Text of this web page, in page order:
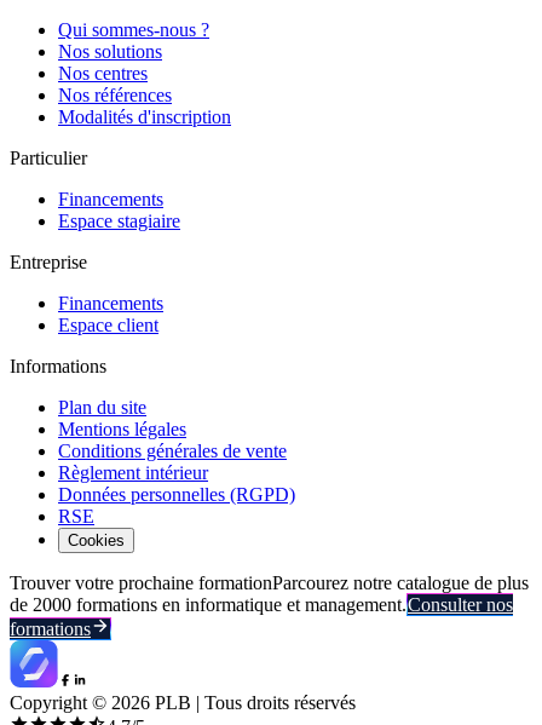
Qui sommes-nous ?
Nos solutions
Nos centres
Nos références
Modalités d'inscription
Particulier
Financements
Espace stagiaire
Entreprise
Financements
Espace client
Informations
Plan du site
Mentions légales
Conditions générales de vente
Règlement intérieur
Données personnelles (RGPD)
RSE
Cookies
Trouver votre prochaine formationParcourez notre catalogue de plus
de 2000 formations en informatique et management.Consulter nos
formations
Copyright © 2026 PLB | Tous droits réservés